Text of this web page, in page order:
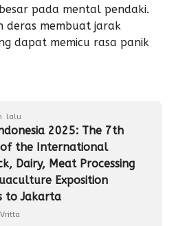
pada mental pendaki.
deras membuat jarak
dapat memicu rasa panik
lalu
2025: The 7th
the International
Dairy, Meat Processing
Exposition
to Jakarta
Vritta